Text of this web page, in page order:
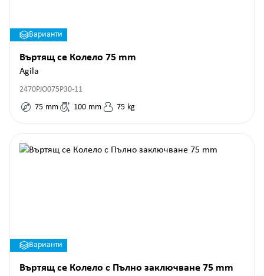
Варианти
Въртящ се Колело 75 mm
Agila
2470PJO075P30-11
75 mm 100 mm 75 kg
Варианти
Въртящ се Колело с Пълно заключване 75 mm